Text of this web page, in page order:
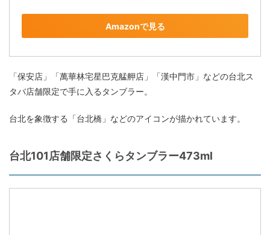
Amazonで見る
「保安店」「萬華林宅星巴克艋舺店」「漢中門市」などの台北ス
タバ店舗限定で手に入るタンブラー。
台北を象徴する「台北橋」などのアイコンが描かれています。
台北101店舗限定さくらタンブラー473ml